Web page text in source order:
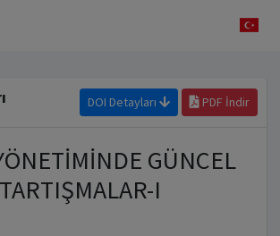
DOI Detayları PDF İndir
GÜNCEL
TARTIŞMALAR-I